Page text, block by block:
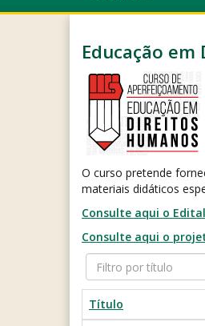
Educação
O curso pretende
materiais didáticos
Consulte aqui o
Consulte aqui o
Filtro
por
título
Título